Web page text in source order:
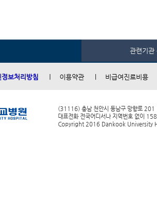
관련기관
정보처리방침 이용약관 비급여진료비용
(31116) 충남 천안시 동남구 망향로 201
대표전화 전국어디서나 지역번호 없이
Copyright 2016 Dankook University